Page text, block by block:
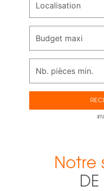
Localisation
Notre
DE